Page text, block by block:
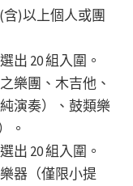
含)以上個人或團
出 20 組入圍。
樂團、木吉他、
演奏）、鼓類樂
。
出 20 組入圍。
器（僅限小提